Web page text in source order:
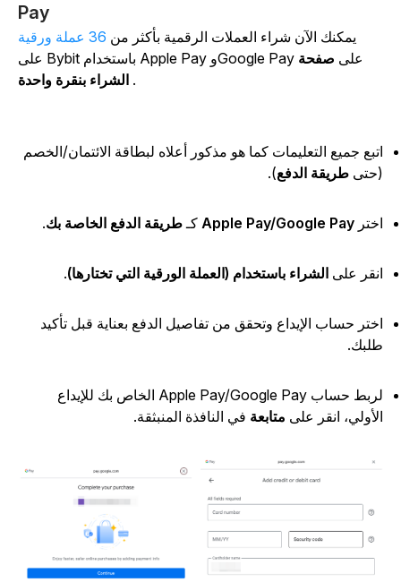
Pay
يمكنك الآن شراء العملات الرقمية بأكثر من 36 عملة ورقية
على Bybit باستخدام Apple Pay وGoogle Pay علىصفحة
جميع التعليمات كما هو مذكور أعلاه لبطاقة الائتمان/الخصم
طريقة الدفع).
Apple Pay/Google Pay كـطريقة الدفع الخاصة بك.
علىالشراء باستخدام (العملة الورقية التي تختارها).
حساب الإيداع وتحقق من تفاصيل الدفع بعناية قبل تأكيد
لربط حساب Apple Pay/Google Pay الخاص بك للإيداع
انقر علىمتابعةفي النافذة المنبثقة.